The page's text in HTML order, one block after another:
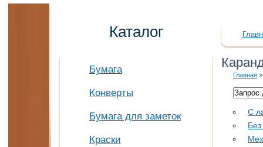
Каталог
Бумага
Конверты
Бумага для заметок
Краски
Главная
С
Без